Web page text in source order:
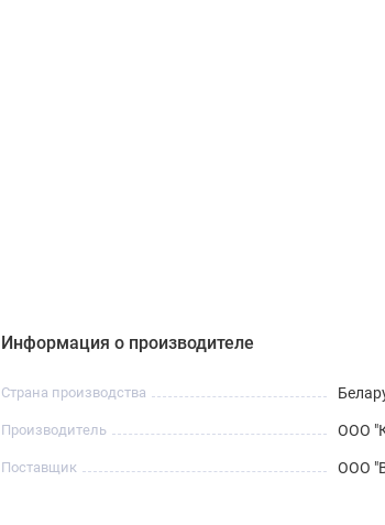
Информация о производителе
Страна производства
Производитель ООО
Поставщик ООО